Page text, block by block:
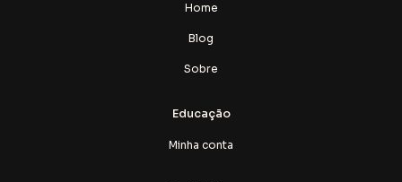
Home
Blog
Sobre
Educação
Minha conta